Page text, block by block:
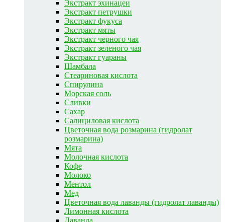
Экстракт эхинацеи
Экстракт петрушки
Экстракт фукуса
Экстракт мяты
Экстракт черного чая
Экстракт зеленого чая
Экстракт гуараны
Шамбала
Стеариновая кислота
Спирулина
Морская соль
Сливки
Сахар
Салициловая кислота
Цветочная вода розмарина (гидролат
розмарина)
Мята
Молочная кислота
Кофе
Молоко
Ментол
Мед
Цветочная вода лаванды (гидролат лаванды)
Лимонная кислота